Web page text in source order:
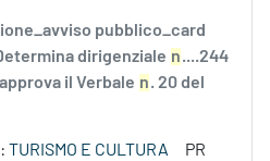
pubblico_card
dirigenziale n....244
il Verbale n. 20 del
TURISMO E CULTURA
PR